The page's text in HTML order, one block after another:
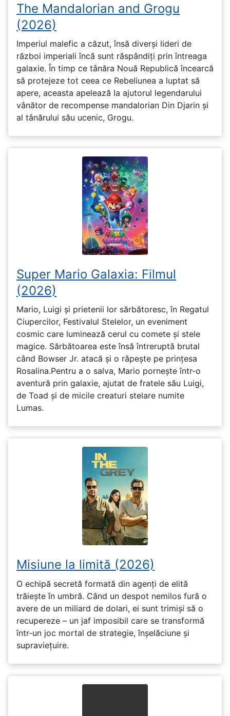
The Mandalorian and Grogu
(2026)
Imperiul malefic a căzut, însă diverși lideri de
război imperiali încă sunt răspândiți prin întreaga
galaxie. În timp ce tânăra Nouă Republică încearcă
să protejeze tot ceea ce Rebeliunea a luptat să
apere, aceasta apelează la ajutorul legendarului
vânător de recompense mandalorian Din Djarin și
al tânărului său ucenic, Grogu.
Super Mario Galaxia: Filmul
(2026)
Mario, Luigi și prietenii lor sărbătoresc, în Regatul
Ciupercilor, Festivalul Stelelor, un eveniment
cosmic care luminează cerul cu comete și stele
magice. Sărbătoarea este însă întreruptă brutal
când Bowser Jr. atacă și o răpește pe prinţesa
Rosalina.Pentru a o salva, Mario pornește într-o
aventură prin galaxie, ajutat de fratele său Luigi,
de Toad și de micile creaturi stelare numite
Lumas.
Misiune la limită (2026)
O echipă secretă formată din agenți de elită
trăiește în umbră. Când un despot nemilos fură o
avere de un miliard de dolari, ei sunt trimiși să o
recupereze – un jaf imposibil care se transformă
într-un joc mortal de strategie, înșelăciune și
supraviețuire.